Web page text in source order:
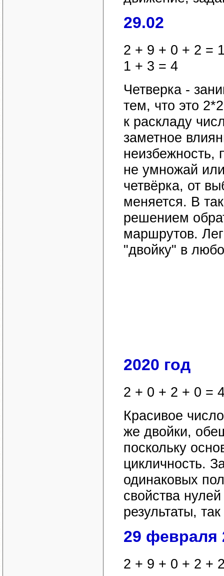
29.02
2 + 9 + 0 + 2 =
1 + 3 = 4
Четверка -
тем, что это
к раскладу
заметное
неизбежность,
не умножай
четвёрка, от
меняется. В
решением
маршрутов.
"двойку" в
2020 год
2 + 0 + 2 + 0 =
Красивое
же двойки,
поскольку
цикличность.
одинаковых
свойства
результаты,
29 февраля
2 + 9 + 0 + 2 +